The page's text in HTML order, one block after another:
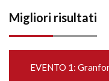
Migliori risultati
EVENTO 1: